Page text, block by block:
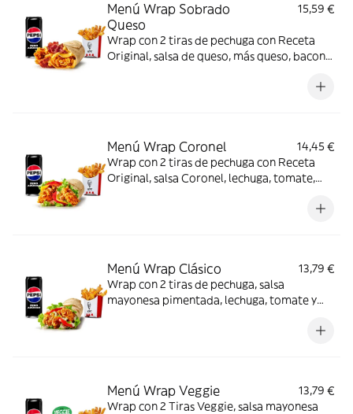
Menú Wrap Sobrado
Queso
15,59 €
Wrap con 2 tiras de pechuga con Receta
Original, salsa de queso, más queso, bacon y
Menú Wrap Coronel
14,45 €
Wrap con 2 tiras de pechuga con Receta
Original, salsa Coronel, lechuga, tomate,
Menú Wrap Clásico
13,79 €
Wrap con 2 tiras de pechuga, salsa
mayonesa pimentada, lechuga, tomate y
Menú Wrap Veggie
13,79 €
Wrap con 2 Tiras Veggie, salsa mayonesa